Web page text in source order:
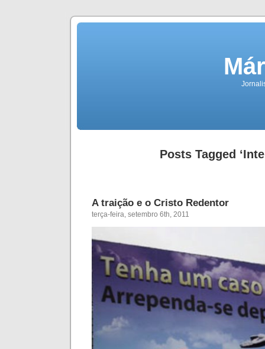
Posts Tagged
A traição e o Cristo Redentor
terça-feira, setembro 6th, 2011